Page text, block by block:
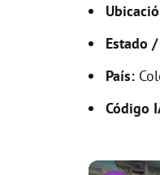
Estado
País:
Código